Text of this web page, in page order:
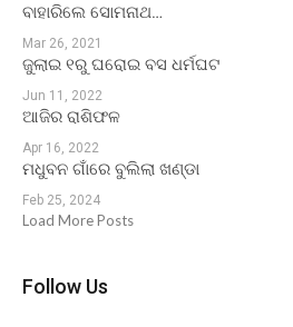
ବାହାରିଲେ ସୋମନାଥ…
Mar 26, 2021
ଜୁଲାଇ ୧ରୁ ଘରୋଇ ବସ ଧର୍ମଘଟ
Jun 11, 2022
ଆଜିର ରାଶିଫଳ
Apr 16, 2022
ମଧୁବନ ଗାଁରେ ବୁଲିଲା ଖଣ୍ଡା
Feb 25, 2024
Load More Posts
Follow Us